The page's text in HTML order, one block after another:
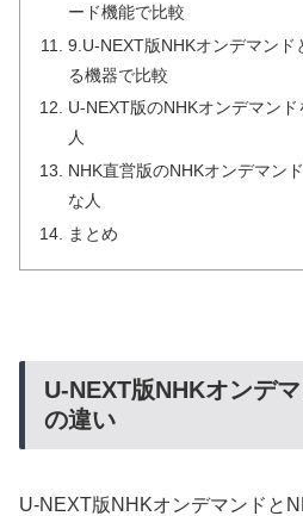
ード機能で比較
9.U-NEXT版NHKオンデマンド
る機器で比較
U-NEXT版のNHKオンデマン
人
NHK直営版のNHKオンデマン
な人
まとめ
U-NEXT版NHKオンデ
の違い
U-NEXT版NHKオンデマンドと